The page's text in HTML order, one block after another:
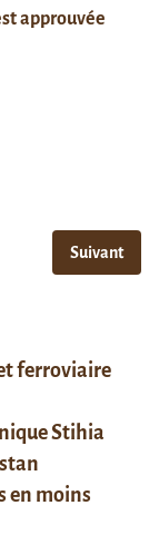
approuvée
Suivant
ferroviaire
Stihia
en moins